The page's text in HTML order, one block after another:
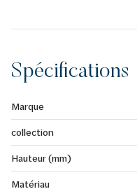
Spécifications
Marque
collection
Hauteur (mm)
Matériau